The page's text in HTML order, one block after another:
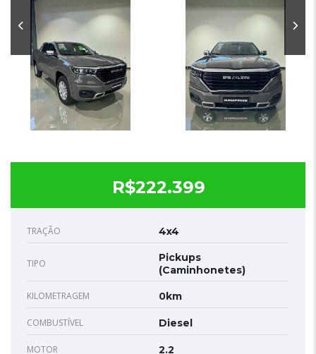
R$222.399
TRAÇÃO 4x4
TIPO
Pickups
(Caminhonetes)
KILOMETRAGEM 0km
COMBUSTÍVEL Diesel
MOTOR 2.2